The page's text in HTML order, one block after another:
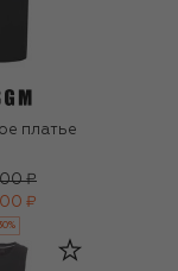
платье
₽
₽
%